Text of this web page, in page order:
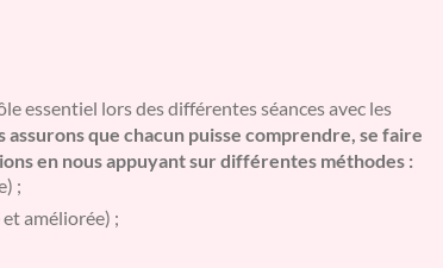
essentiel lors des différentes séances avec les
assurons que chacun puisse comprendre, se faire
en nous appuyant sur différentes méthodes :
;
améliorée) ;